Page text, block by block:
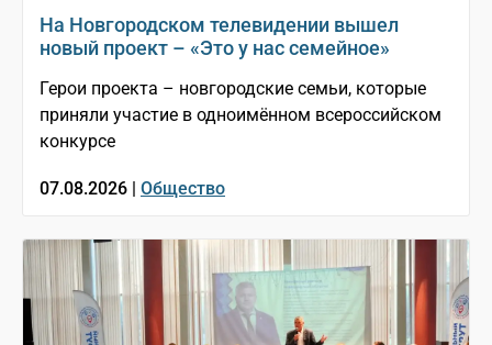
На Новгородском телевидении вышел
новый проект – «Это у нас семейное»
Герои проекта – новгородские семьи, которые
приняли участие в одноимённом всероссийском
конкурсе
07.08.2026 | Общество